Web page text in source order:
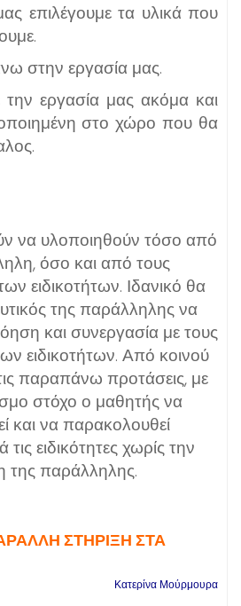
επιλέγουμε τα υλικά που
στην εργασία μας.
εργασία μας ακόμα και
στο χώρο που θα
να υλοποιηθούν τόσο από
όσο και από τους
ειδικοτήτων. Ιδανικό θα
της παράλληλης να
και συνεργασία με τους
ειδικοτήτων. Από κοινού
παραπάνω προτάσεις, με
στόχο ο μαθητής να
και να παρακολουθεί
ειδικότητες χωρίς την
της παράλληλης.
ΣΤΗΡΙΞΗ ΣΤΑ
Κατερίνα Μούρμουρα